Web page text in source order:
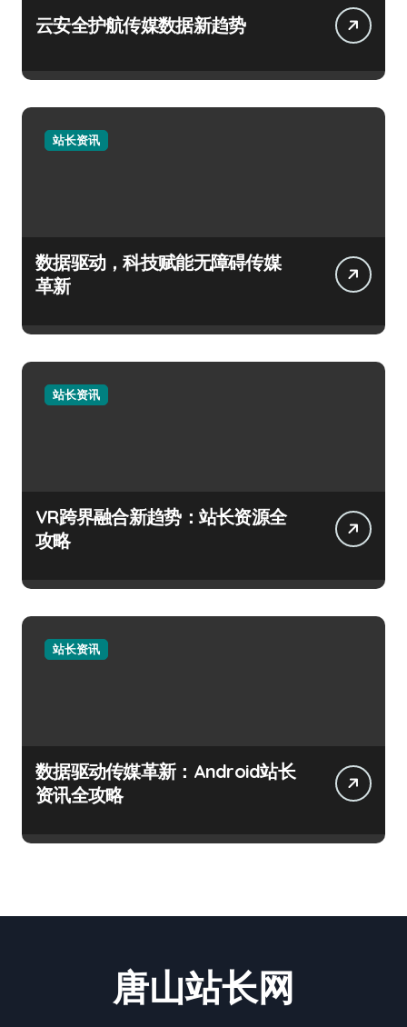
云安全护航传媒数据新趋势
站长资讯
数据驱动，科技赋能无障碍传媒
革新
站长资讯
VR跨界融合新趋势：站长资源全
攻略
站长资讯
数据驱动传媒革新：Android站长
资讯全攻略
唐山站长网